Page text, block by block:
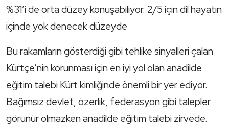
%31’i de orta düzey konuşabiliyor. 2/5 için dil hayatın
içinde yok denecek düzeyde
Bu rakamların gösterdiği gibi tehlike sinyalleri çalan
Kürtçe’nin korunması için en iyi yol olan anadilde
eğitim talebi Kürt kimliğinde önemli bir yer ediyor.
Bağımsız devlet, özerlik, federasyon gibi talepler
görünür olmazken anadilde eğitim talebi zirvede.